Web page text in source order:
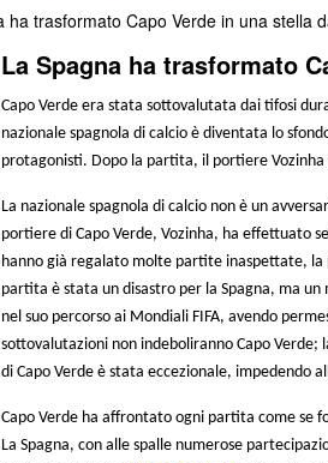
La Spagna ha trasformato
Capo Verde era stata sottovalutata dai tifosi
nazionale spagnola di calcio è diventata lo
protagonisti. Dopo la partita, il portiere
La nazionale spagnola di calcio non è un
portiere di Capo Verde, Vozinha, ha effettuato
hanno già regalato molte partite inaspettate, la
partita è stata un disastro per la Spagna, ma
nel suo percorso ai Mondiali FIFA, avendo
sottovalutazioni non indeboliranno Capo Verde;
di Capo Verde è stata eccezionale, impedendo
Capo Verde ha affrontato ogni partita come se
La Spagna, con alle spalle numerose